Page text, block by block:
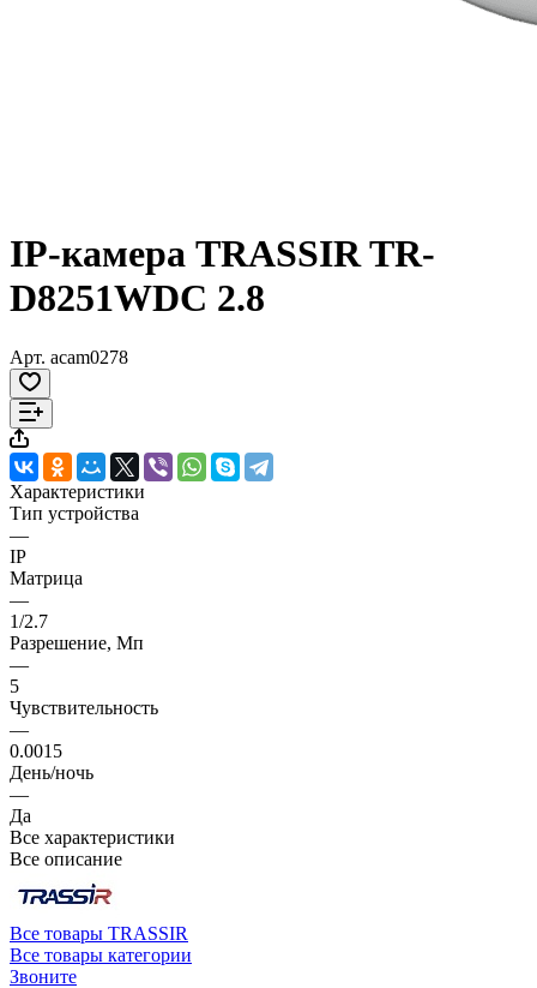
IP-камера TRASSIR TR-
D8251WDC 2.8
Арт. acam0278
Характеристики
Тип устройства
—
IP
Матрица
—
1/2.7
Разрешение, Мп
—
5
Чувствительность
—
0.0015
День/ночь
—
Да
Все характеристики
Все описание
Все товары TRASSIR
Все товары категории
Звоните